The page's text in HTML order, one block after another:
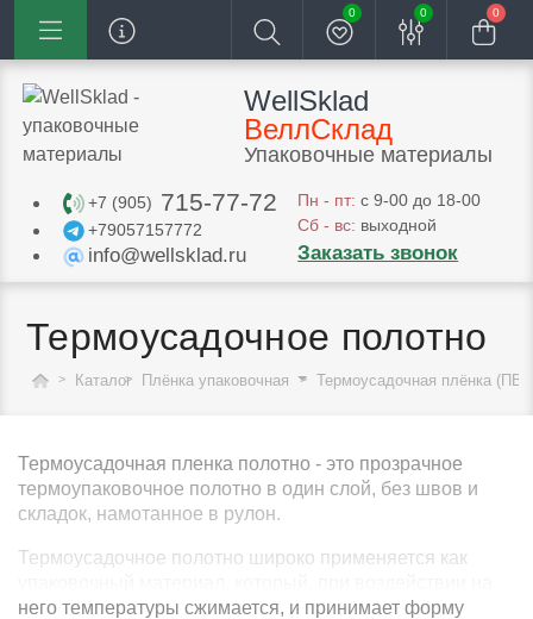
0 0 0
WellSklad
ВеллСклад
Упаковочные материалы
+7 (905) 715-77-72
+79057157772
info@wellsklad.ru
Пн - пт: с 9-00 до 18-00
Сб - вс: выходной
Заказать звонок
Термоусадочное полотно
Каталог Плёнка упаковочная Термоусадочная плёнка
Термоусадочная пленка полотно - это прозрачное
термоупаковочное полотно в один слой, без швов и
складок, намотанное в рулон.
Термоусадочное полотно широко применяется как
него температуры сжимается, и принимает форму